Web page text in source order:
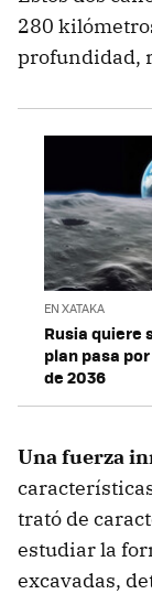
280
profundidad,
EN XATAKA
Rusia quiere
plan pasa
de 2036
Una fuerza
trató de
estudiar la
excavadas,